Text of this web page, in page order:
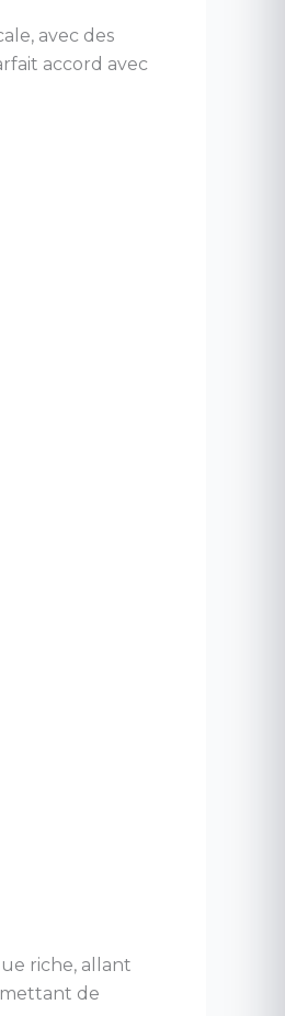
avec des
accord avec
riche, allant
de